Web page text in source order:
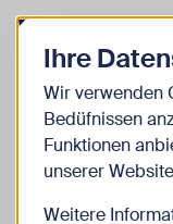
Zurück zur Startseite
Presse
Ihre
Wir verwenden
Bedüfnissen
Funktionen
unserer
Weitere